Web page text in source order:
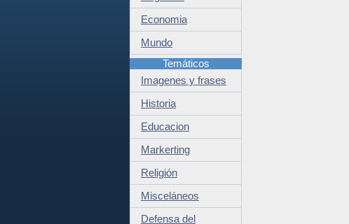
Economia
Mundo
Temáticos
Imagenes y frases
Historia
Educacion
Markerting
Religión
Misceláneos
Defensa del